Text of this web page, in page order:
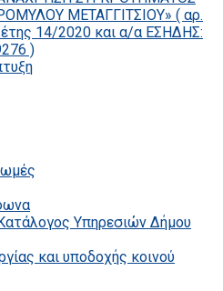
ΜΕΤΑΓΓΙΤΣΙΟΥ» ( αρ.
14/2020 και α/α ΕΣΗΔΗΣ:
)
Υπηρεσιών Δήμου
και υποδοχής κοινού